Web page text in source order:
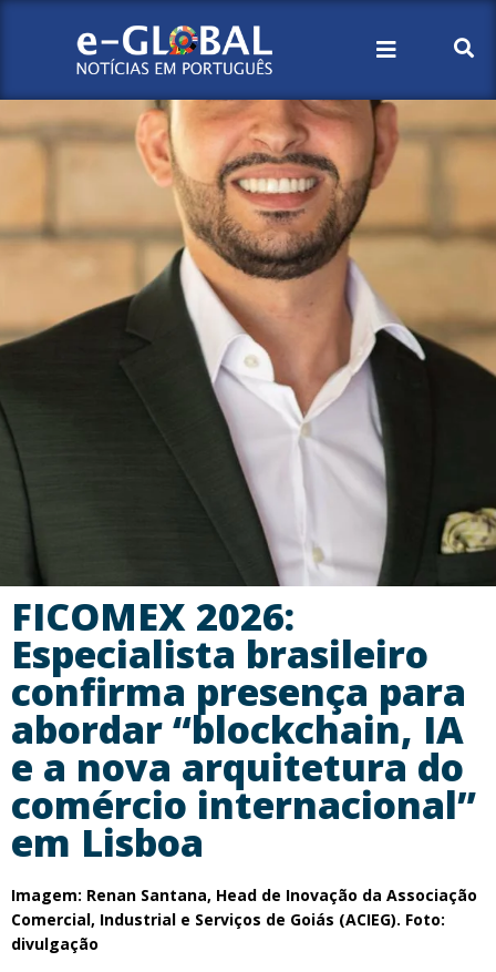
FICOMEX 2026:
Especialista brasileiro
confirma presença para
abordar “blockchain, IA
e a nova arquitetura do
comércio internacional”
em Lisboa
Imagem: Renan Santana, Head de Inovação da Associação
Comercial, Industrial e Serviços de Goiás (ACIEG). Foto:
divulgação